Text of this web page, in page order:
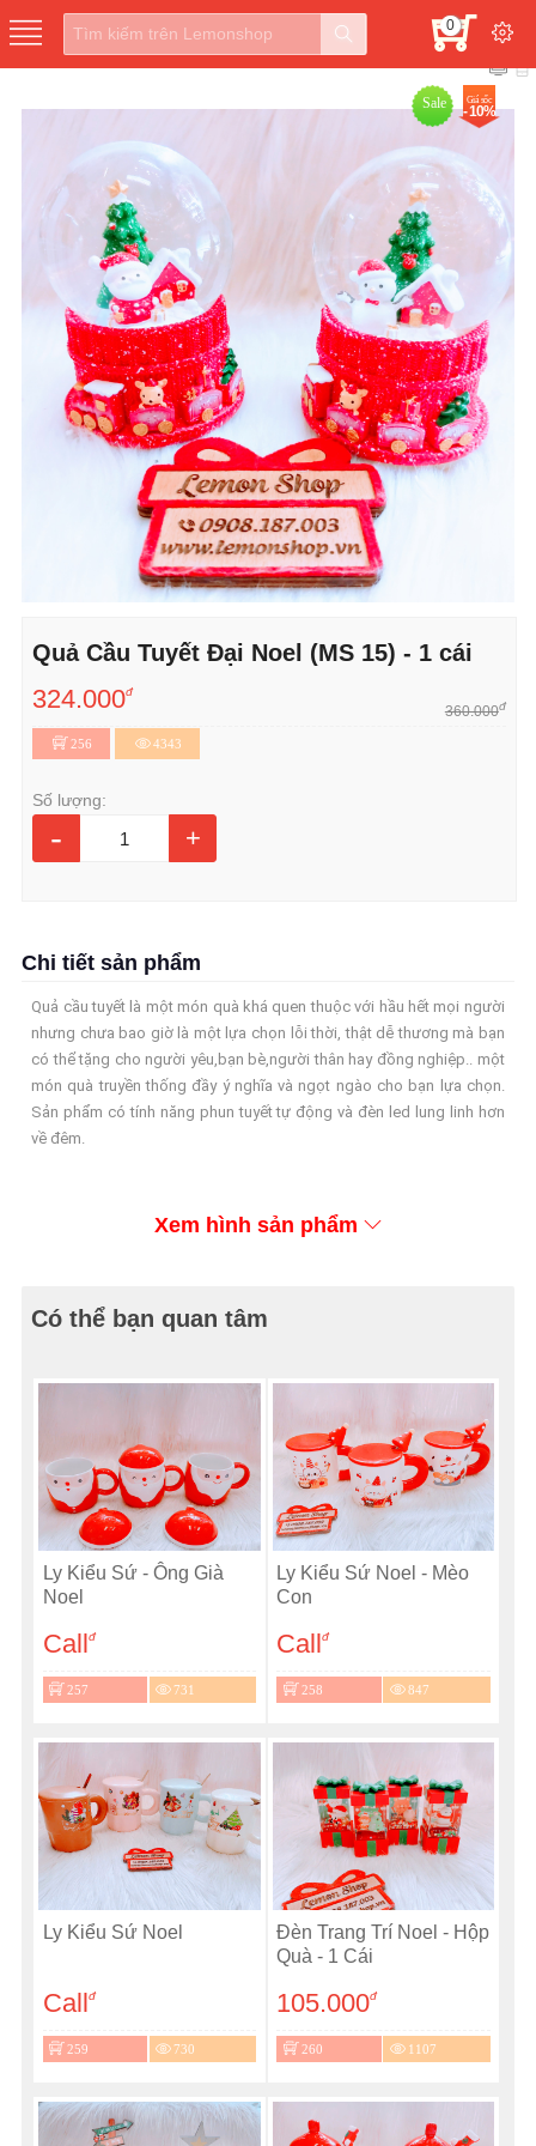
0
Sale Giá sốc
- 10%
Quả Cầu Tuyết Đại Noel (MS 15) - 1 cái
324.000đ
360.000đ
256 4343
Số lượng:
- +
Chi tiết sản phẩm
Quả cầu tuyết là một món quà khá quen thuộc với hầu hết mọi người
nhưng chưa bao giờ là một lựa chọn lỗi thời, thật dễ thương mà bạn
có thể tặng cho người yêu,bạn bè,người thân hay đồng nghiệp.. một
món quà truyền thống đầy ý nghĩa và ngọt ngào cho bạn lựa chọn.
Sản phẩm có tính năng phun tuyết tự động và đèn led lung linh hơn
về đêm.
Xem hình sản phẩm
Có thể bạn quan tâm
Ly Kiểu Sứ - Ông Già
Noel
Callđ
257 731
Ly Kiểu Sứ Noel - Mèo
Con
Callđ
258 847
Ly Kiểu Sứ Noel
Callđ
259 730
Đèn Trang Trí Noel - Hộp
Quà - 1 Cái
105.000đ
260 1107